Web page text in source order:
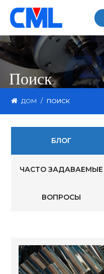
Поиск
ДОМ / ПОИСК
БЛОГ
ЧАСТО ЗАДАВАЕМЫЕ
ВОПРОСЫ